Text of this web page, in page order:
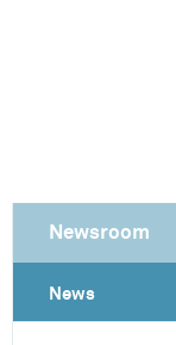
Newsroom
News